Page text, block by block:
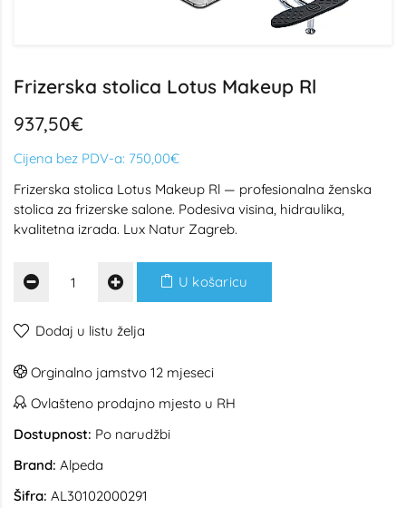
Frizerska stolica Lotus Makeup Rl
937,50€
Cijena bez PDV-a: 750,00€
Frizerska stolica Lotus Makeup Rl — profesionalna ženska
stolica za frizerske salone. Podesiva visina, hidraulika,
kvalitetna izrada. Lux Natur Zagreb.
U košaricu
Dodaj u listu želja
Orginalno jamstvo 12 mjeseci
Ovlašteno prodajno mjesto u RH
Dostupnost: Po narudžbi
Brand: Alpeda
Šifra: AL30102000291